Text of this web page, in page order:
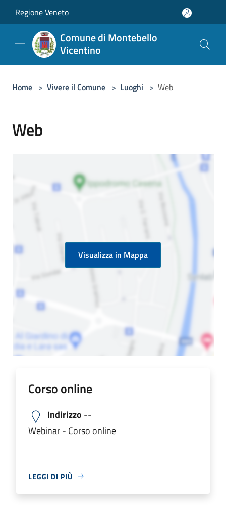
Regione Veneto
Comune di Montebello
Vicentino
Home > Vivere il Comune > Luoghi > Web
Web
Visualizza in Mappa
Corso online
Indirizzo --
Webinar - Corso online
LEGGI DI PIÙ